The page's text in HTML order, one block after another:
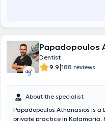
Papadopoulos
Dentist
9.9|188 reviews
About the specialist
Papadopoulos Athanasios is
private practice in Kalamaria.